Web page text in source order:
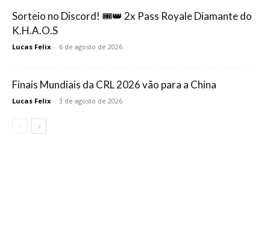
Sorteio no Discord! 🎟️👑 2x Pass Royale Diamante do
K.H.A.O.S
Lucas Felix - 6 de agosto de 2026
Finais Mundiais da CRL 2026 vão para a China
Lucas Felix - 3 de agosto de 2026